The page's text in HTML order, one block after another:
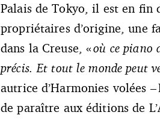
Palais de Tokyo, il est en fin
propriétaires d’origine, une
dans la Creuse, «où ce piano
précis. Et tout le monde peut
autrice d’Harmonies volées
de paraître aux éditions de